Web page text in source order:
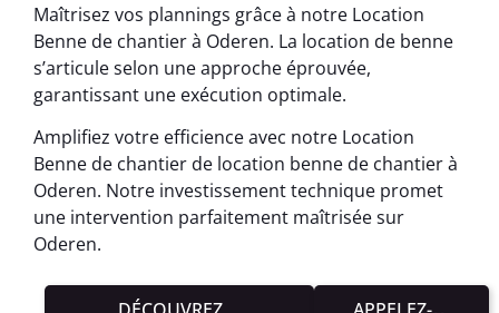
Maîtrisez vos plannings grâce à notre Location
Benne de chantier à Oderen. La location de benne
s’articule selon une approche éprouvée,
garantissant une exécution optimale.
Amplifiez votre efficience avec notre Location
Benne de chantier de location benne de chantier à
Oderen. Notre investissement technique promet
une intervention parfaitement maîtrisée sur
Oderen.